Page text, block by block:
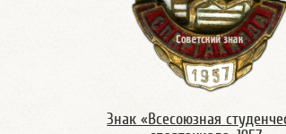
Знак «Всесоюзная